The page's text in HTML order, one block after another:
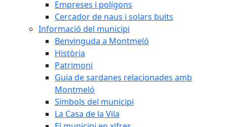
Empreses i polígons
Cercador de naus i solars buits
Informació del municipi
Benvinguda a Montmeló
Història
Patrimoni
Guia de sardanes relacionades amb
Montmeló
Símbols del municipi
La Casa de la Vila